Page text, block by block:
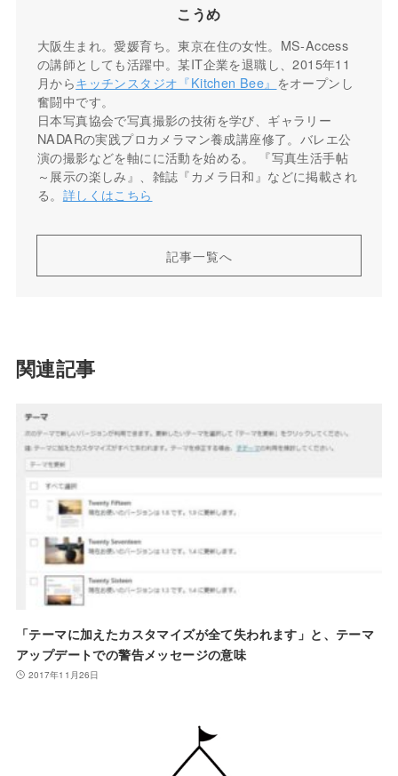
こうめ
大阪生まれ。愛媛育ち。東京在住の女性。MS-Access
の講師としても活躍中。某IT企業を退職し、2015年11
月からキッチンスタジオ『Kitchen Bee』 をオープンし
奮闘中です。
日本写真協会で写真撮影の技術を学び、ギャラリー
NADARの実践プロカメラマン養成講座修了。バレエ公
演の撮影などを軸にに活動を始める。 『写真生活手帖
～展示の楽しみ』、雑誌『カメラ日和』などに掲載され
る。 詳しくはこちら
記事一覧へ
関連記事
「テーマに加えたカスタマイズが全て失われます」と、テーマ
アップデートでの警告メッセージの意味
2017年11月26日